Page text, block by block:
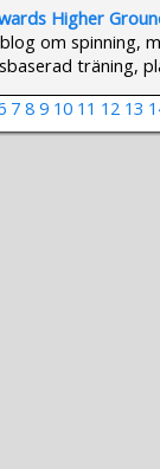
Higher
om spinning,
träning,
7 8 9 10 11 12 13